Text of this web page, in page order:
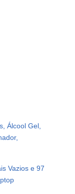
Álcool Gel,
Vazios e 97